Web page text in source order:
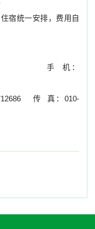
宿统一安排，费用自
手
机：
传 真：010-